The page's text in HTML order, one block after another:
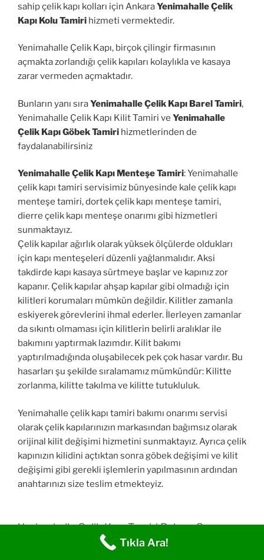
sahip çelik kapı kolları için AnkaraYenimahalle Çelik
Kapı Kolu Tamiri hizmeti vermektedir.
Yenimahalle Çelik Kapı, birçok çilingir firmasının
açmakta zorlandığı çelik kapıları kolaylıkla ve kasaya
zarar vermeden açmaktadır.
Bunların yanı sıraYenimahalle Çelik Kapı Barel Tamiri,
Yenimahalle Çelik Kapı Kilit Tamiri ve Yenimahalle
Çelik Kapı Göbek Tamiri hizmetlerinden de
faydalanabilirsiniz
Yenimahalle Çelik Kapı Menteşe Tamiri: Yenimahalle
çelik kapı tamiri servisimiz bünyesinde kale çelik kapı
menteşe tamiri, dortek çelik kapı menteşe tamiri,
dierre çelik kapı menteşe onarımı gibi hizmetleri
sunmaktayız.
Çelik kapılar ağırlık olarak yüksek ölçülerde oldukları
için kapı menteşeleri düzenli yağlanmalıdır. Aksi
takdirde kapı kasaya sürtmeye başlar ve kapınız zor
kapanır. Çelik kapılar ahşap kapılar gibi olmadığı için
kilitleri korumaları mümkün değildir. Kilitler zamanla
eskiyerek görevlerini ihmal ederler. İlerleyen zamanlar
da sıkıntı olmaması için kilitlerin belirli aralıklar ile
bakımını yaptırmak lazımdır. Kilit bakımı
yaptırılmadığında oluşabilecek pek çok hasar vardır. Bu
hasarları şu şekilde sıralamamız mümkündür: Kilitte
zorlanma, kilitte takılma ve kilitte tutukluluk.
Yenimahalle çelik kapı tamiri bakımı onarımı servisi
olarak çelik kapılarınızın markasından bağımsız olarak
orijinal kilit değişimi hizmetini sunmaktayız. Ayrıca çelik
kapınızın kilidini açtıktan sonra göbek değişimi ve kilit
değişimi gibi gerekli işlemlerin yapılmasının ardından
anahtarınızı size teslim etmekteyiz.
Yenimahalle Çelik Kapı Tamiri Bakımı Onarımı
Hizmeti Hangi Markaları Kapsıyor?
Tıkla Ara!